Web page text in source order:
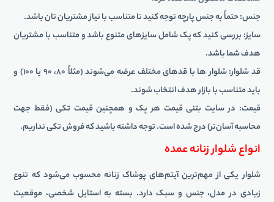
جنس: حتماً به جنس پارچه توجه کنید تا متناسب با نیاز مشتریان تان باشد.
سایز: بررسی کنید که پک شامل سایزهای متنوع باشد و متناسب با مشتریان
هدف شما باشد.
قد شلوار: شلوار ها با قدهای مختلف عرضه می‌شوند (مثلاً ۸۰، ۹۰ یا ۱۰۰) و
باید متناسب با بازار هدف انتخاب شوند.
قیمت: در سایت بتنی قیمت هر پک و همچنین قیمت تکی (فقط جهت
محاسبه آسان‌تر) درج شده است. توجه داشته باشید که فروش تکی نداریم.
انواع شلوار زنانه عمده
شلوار یکی از مهم‌ترین آیتم‌های پوشاک زنانه محسوب می‌شود که تنوع
زیادی در مدل، جنس و سبک دارد. بسته به استایل شخصی، موقعیت